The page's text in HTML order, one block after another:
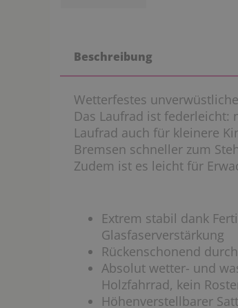
Beschreibung
Wetterfestes
Das Laufrad ist federleicht:
Laufrad auch für kleinere
Bremsen schneller zum
Zudem ist es leicht für
Extrem stabil dank
Glasfaserverstärkung
Rückenschonend
Absolut wetter- und
Holzfahrrad, kein
Höhenverstellbarer